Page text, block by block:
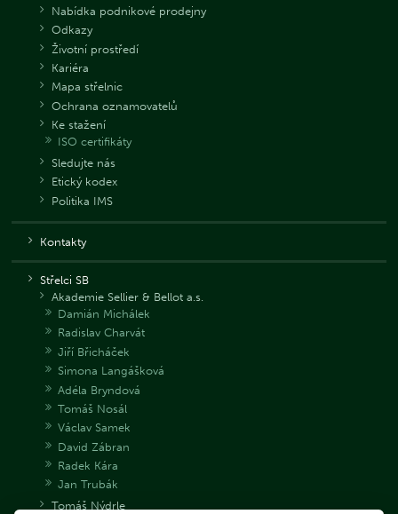
Nabídka podnikové prodejny
Odkazy
Životní prostředí
Kariéra
Mapa střelnic
Ochrana oznamovatelů
Ke stažení
ISO certifikáty
Sledujte nás
Etický kodex
Politika IMS
Kontakty
Střelci SB
Akademie Sellier & Bellot a.s.
Damián Michálek
Radislav Charvát
Jiří Břicháček
Simona Langášková
Adéla Bryndová
Tomáš Nosál
Václav Samek
David Zábran
Radek Kára
Jan Trubák
Tomáš Nýdrle